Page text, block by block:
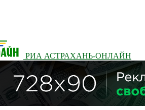
РИА АСТРАХАНЬ-ОНЛАЙН